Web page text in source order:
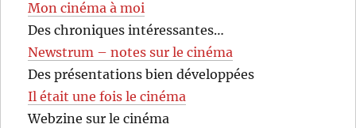
Mon cinéma à moi
Des chroniques intéressantes…
Newstrum – notes sur le cinéma
Des présentations bien développées
Il était une fois le cinéma
Webzine sur le cinéma